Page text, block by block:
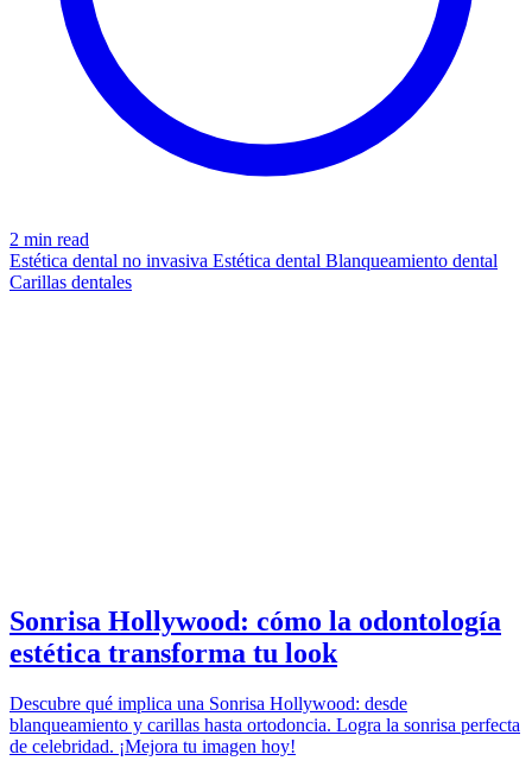
2 min read
Estética dental no invasiva Estética dental Blanqueamiento dental
Carillas dentales
Sonrisa Hollywood: cómo la odontología
estética transforma tu look
Descubre qué implica una Sonrisa Hollywood: desde
blanqueamiento y carillas hasta ortodoncia. Logra la sonrisa perfecta
de celebridad. ¡Mejora tu imagen hoy!